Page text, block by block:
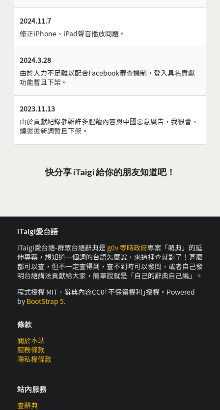
2024.11.7
修正iPhone、iPad聲音播放問題。
2024.3.28
由於人力不足難以配合Facebook審查機制，登入具名貢獻
功能暫且下架。
2023.11.13
由於貢獻紀錄參雜許多腥羶內容與中國惡意廣告，我很會、
燒燙燙新詞暫且下架。
快分享 iTaigi 給你的朋友知道吧！
iTaigi愛台語
iTaigi愛台語-群眾台語辭典是 g0v 零時政府專案「萌典」的延
伸專案，想知道一個詞的台語怎麼說，來這裡查就對了！甚麼
都可以查，但不一定查得到，查不到時可以發問，或者自己發
明台語講法貢獻給大家，簡單說就是「自己的辭典自己編」。
程式授權 MIT，辭典內容CC0｢不保留權利｣授權。Powered
by BootStrap 5.
條款
關於本站
服務條款
隱私權條款
站內服務
查辭典